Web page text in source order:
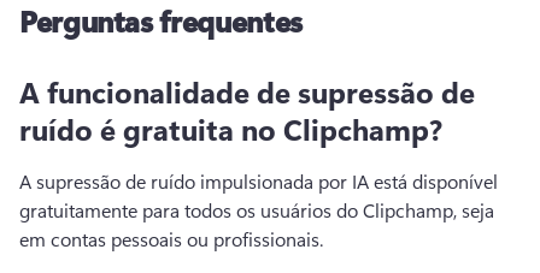
Perguntas frequentes
A funcionalidade de supressão de
ruído é gratuita no Clipchamp?
A supressão de ruído impulsionada por IA está disponível
gratuitamente para todos os usuários do Clipchamp, seja
em contas pessoais ou profissionais.